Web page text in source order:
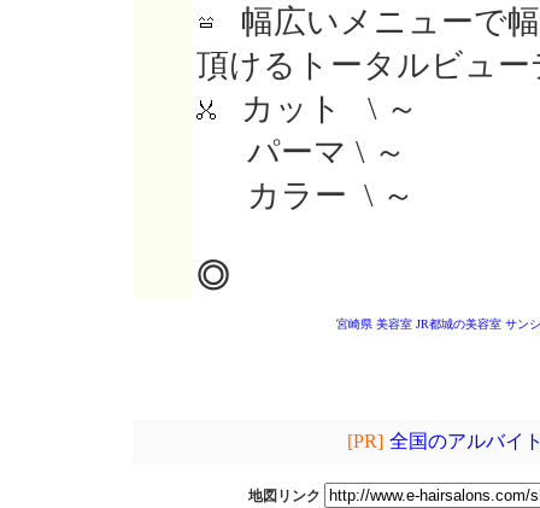
幅広いメニューで
頂けるトータルビュ
カット \ ～
パーマ \ ～
カラー \ ～
◎
宮崎県 美容室 JR都城の美容室 サン
[PR] 全国のアルバイ
地図リンク